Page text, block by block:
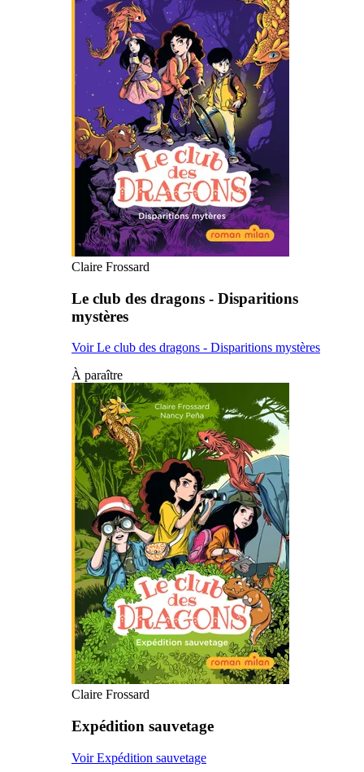
Claire Frossard
Le club des dragons - Disparitions
mystères
Voir Le club des dragons - Disparitions mystères
À paraître
Claire Frossard
Expédition sauvetage
Voir Expédition sauvetage